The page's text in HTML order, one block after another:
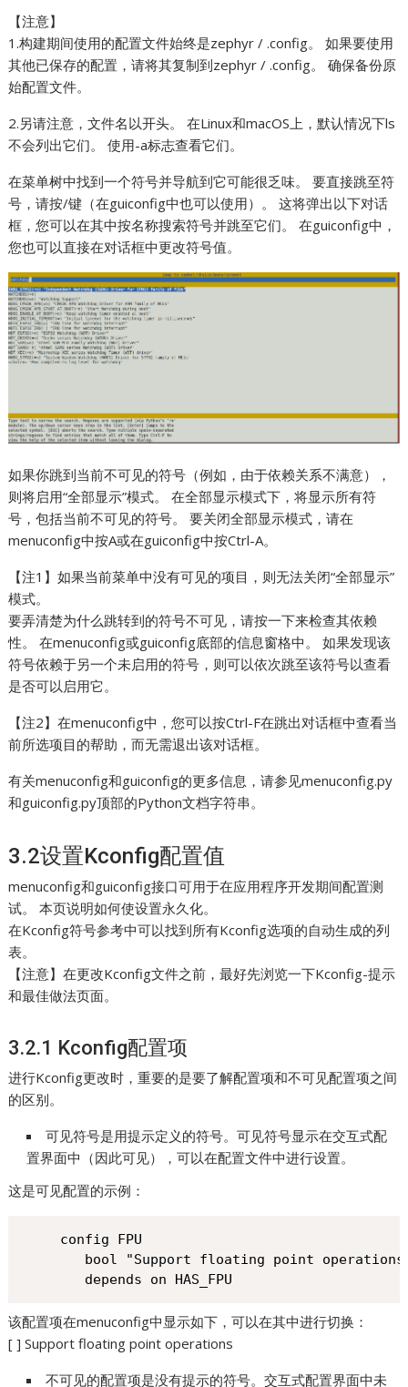
【注意】
1.构建期间使用的配置文件始终是zephyr / .config。 如果要使用
其他已保存的配置，请将其复制到zephyr / .config。 确保备份原
始配置文件。
2.另请注意，文件名以开头。 在Linux和macOS上，默认情况下ls
不会列出它们。 使用-a标志查看它们。
在菜单树中找到一个符号并导航到它可能很乏味。 要直接跳至符
号，请按/键（在guiconfig中也可以使用）。 这将弹出以下对话
框，您可以在其中按名称搜索符号并跳至它们。 在guiconfig中，
您也可以直接在对话框中更改符号值。
如果你跳到当前不可见的符号（例如，由于依赖关系不满意），
则将启用“全部显示”模式。 在全部显示模式下，将显示所有符
号，包括当前不可见的符号。 要关闭全部显示模式，请在
menuconfig中按A或在guiconfig中按Ctrl-A。
【注1】如果当前菜单中没有可见的项目，则无法关闭“全部显示”
模式。
要弄清楚为什么跳转到的符号不可见，请按一下来检查其依赖
性。 在menuconfig或guiconfig底部的信息窗格中。 如果发现该
符号依赖于另一个未启用的符号，则可以依次跳至该符号以查看
是否可以启用它。
【注2】在menuconfig中，您可以按Ctrl-F在跳出对话框中查看当
前所选项目的帮助，而无需退出该对话框。
有关menuconfig和guiconfig的更多信息，请参见menuconfig.py
和guiconfig.py顶部的Python文档字符串。
3.2设置Kconfig配置值
menuconfig和guiconfig接口可用于在应用程序开发期间配置测
试。 本页说明如何使设置永久化。
在Kconfig符号参考中可以找到所有Kconfig选项的自动生成的列
表。
【注意】在更改Kconfig文件之前，最好先浏览一下Kconfig-提示
和最佳做法页面。
3.2.1 Kconfig配置项
进行Kconfig更改时，重要的是要了解配置项和不可见配置项之间
的区别。
可见符号是用提示定义的符号。可见符号显示在交互式配
置界面中（因此可见），可以在配置文件中进行设置。
这是可见配置的示例：
config FPU
bool "Support floating point
   depends on HAS_FPU
该配置项在menuconfig中显示如下，可以在其中进行切换：
[ ] Support floating point operations
不可见的配置项是没有提示的符号。交互式配置界面中未